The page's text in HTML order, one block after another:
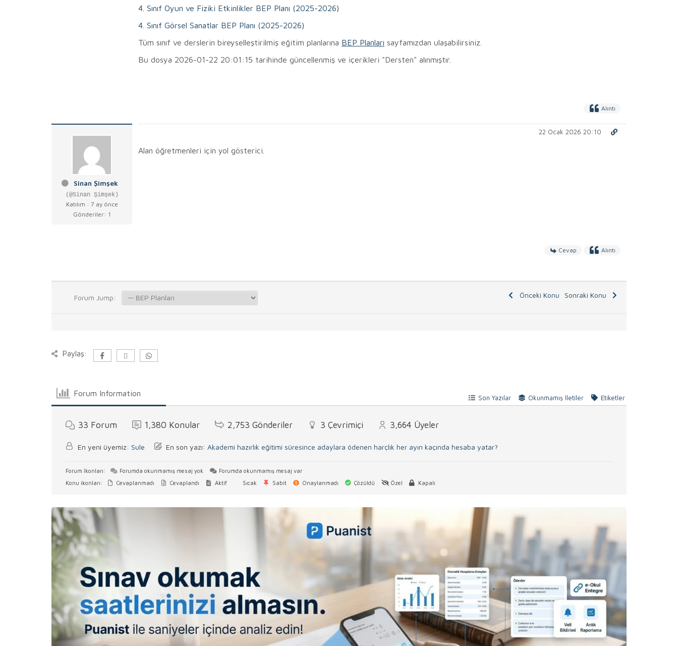
4. Sınıf Oyun ve Fiziki Etkinlikler BEP Planı (2025-2026)
4. Sınıf Görsel Sanatlar BEP Planı (2025-2026)
Tüm sınıf ve derslerin bireyselleştirilmiş eğitim planlarına BEP Planları sayfamızdan ulaşabilirsiniz.
Bu dosya 2026-01-22 20:01:15 tarihinde güncellenmiş ve içerikleri "Dersten" alınmıştır.
Alıntı
Sinan Şimşek
(@Sinan Şimşek)
Katılım : 7 ay önce
Gönderiler: 1
22 Ocak 2026 20:10
Alan öğretmenleri için yol gösterici.
Cevap Alıntı
Forum Jump: Önceki Konu Sonraki Konu
Paylaş:
Forum Information Son Yazılar Okunmamış İletiler Etiketler
33 Forum 1,380 Konular 2,753 Gönderiler 3 Çevrimiçi 3,664 Üyeler
En yeni üyemiz: Sule En son yazı: Akademi hazırlık eğitimi süresince adaylara ödenen harçlık her ayın kaçında hesaba yatar?
Forum İkonları: Forumda okunmamış mesaj yok
Forumda okunmamış mesaj var
Konu ikonları:
Cevaplanmadı Cevaplandı Aktif Sıcak Sabit Onaylanmadı Çözüldü Özel Kapalı